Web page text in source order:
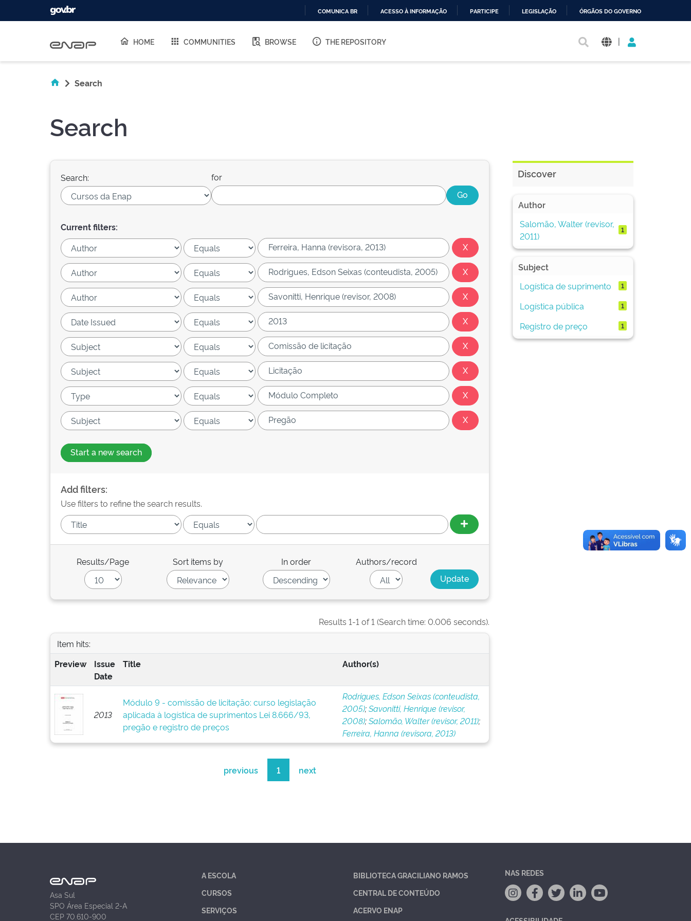
O
COMUNICA BR ACESSO À INFORMAÇÃO PARTICIPE LEGISLAÇÃO ÓRGÃOS DO GOVERNO
HOME COMMUNITIES BROWSE THE REPOSITORY |
Search
Search
Search: for
Current filters:
Start a new search
Add filters:
Use filters to refine the search results.
Results/Page Sort items by In order Authors/record
Results 1-1 of 1 (Search time: 0.006 seconds).
Item hits:
Preview
Issue
Date
Title Author(s)
2013
Módulo 9 - comissão de licitação: curso legislação
aplicada à logística de suprimentos Lei 8.666/93,
pregão e registro de preços
Rodrigues, Edson Seixas (conteudista,
2005);Savonitti, Henrique (revisor,
2008);Salomão, Walter (revisor, 2011);
Ferreira, Hanna (revisora, 2013)
previous 1 next
Discover
Author
Salomão, Walter (revisor,
2011)
1
Subject
Logística de suprimento
1
Logística pública 1
Registro de preço 1
Asa Sul
SPO Área Especial 2-A
CEP 70.610-900
A ESCOLA
CURSOS
SERVIÇOS
BIBLIOTECA GRACILIANO RAMOS
CENTRAL DE CONTEÚDO
ACERVO ENAP
NAS REDES